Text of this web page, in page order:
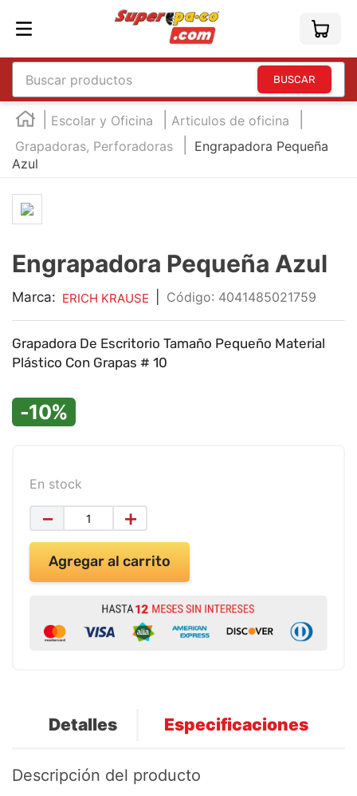
Buscar productos
Escolar y Oficina
Articulos de oficina
Grapadoras, Perforadoras
Engrapadora Pequeña
Azul
Engrapadora Pequeña Azul
Marca: ERICH KRAUSE : 4041485021759
Grapadora De Escritorio Tamaño Pequeño Material
Plástico Con Grapas # 10
-10%
En stock
＋
－
Agregar al carrito
Detalles Especificaciones
Descripción del producto
TÉRMINOS MÁS BUSCADOS
england
2.
3.
4.
marcadores
7.
audifonos
9.
impresora